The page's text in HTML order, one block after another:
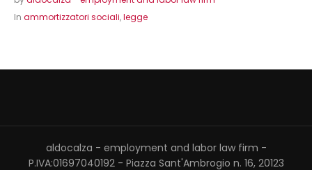
In ammortizzatori sociali,legge
aldocalza - employment and labor law firm -
P.IVA:01697040192 - Piazza Sant'Ambrogio n. 16, 20123